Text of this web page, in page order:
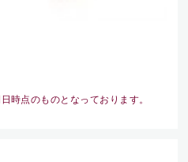
時点のものとなっております。